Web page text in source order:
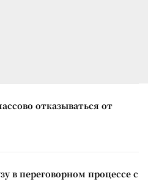
отказываться от
в переговорном процессе с